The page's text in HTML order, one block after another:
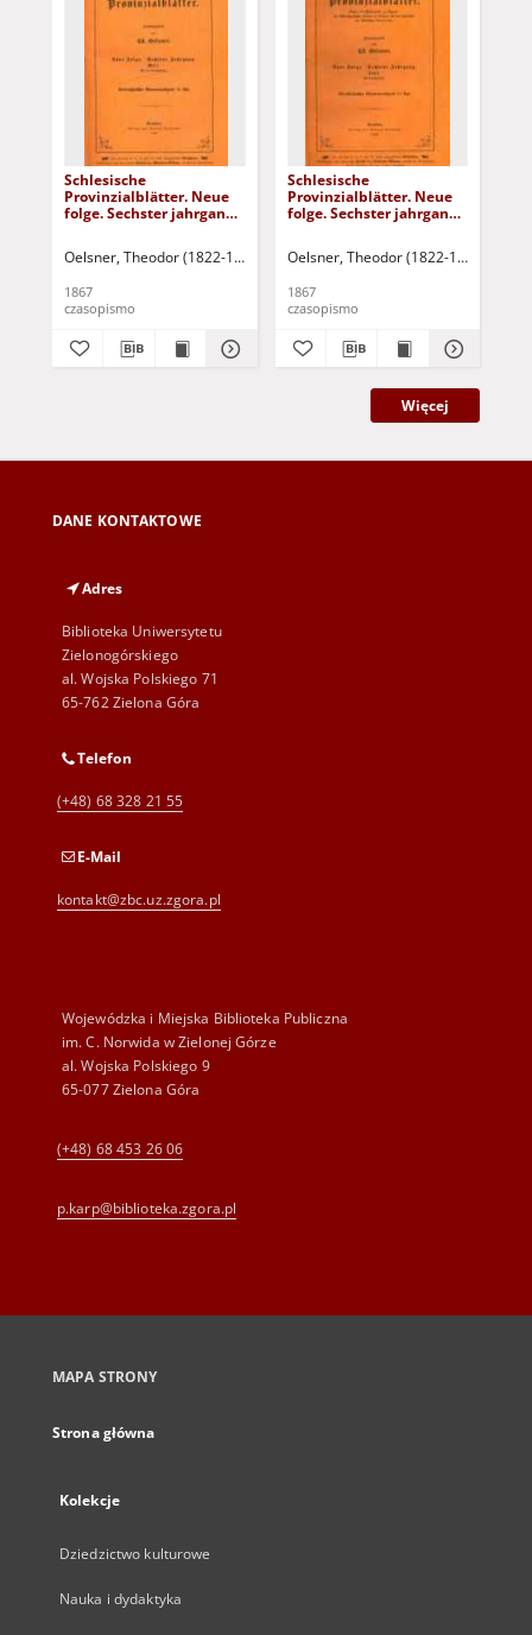
Schlesische
Provinzialblätter. Neue
folge. Sechster jahrgang.
Oelsner, Theodor (1822-1875) - red.
1867
czasopismo
Schlesische
Provinzialblätter. Neue
folge. Sechster jahrgang.
Oelsner, Theodor (1822-1875) - red.
1867
czasopismo
Więcej
DANE KONTAKTOWE
Adres
Biblioteka Uniwersytetu
Zielonogórskiego
al. Wojska Polskiego 71
65-762 Zielona Góra
Telefon
(+48) 68 328 21 55
E-Mail
kontakt@zbc.uz.zgora.pl
Wojewódzka i Miejska Biblioteka Publiczna
im. C. Norwida w Zielonej Górze
al. Wojska Polskiego 9
65-077 Zielona Góra
(+48) 68 453 26 06
p.karp@biblioteka.zgora.pl
MAPA STRONY
Strona główna
Kolekcje
Dziedzictwo kulturowe
Nauka i dydaktyka